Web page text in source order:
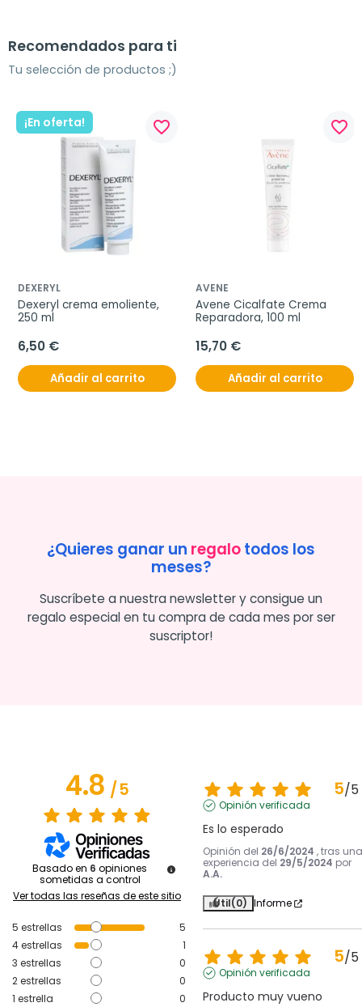
Recomendados para ti
Tu selección de productos ;)
¡En oferta! favorite_border
DEXERYL
Dexeryl crema emoliente,
250 ml
6,50 €
Añadir al carrito
favorite_border
AVENE
Avene Cicalfate Crema
Reparadora, 100 ml
15,70 €
Añadir al carrito
¿Quieres ganar un regalotodos los
meses?
Suscríbete a nuestra newsletter y consigue un
regalo especial en tu compra de cada mes por ser
suscriptor!
4.8/5
Basado en 6 opiniones
sometidas a control
Ver todas las reseñas de este sitio
5 estrellas
5
4estrellas
1
3 estrellas
0
2estrellas
0
1 estrella 0
5/5
Opinión verificada
Es lo esperado
Opinión del 26/6/2024 , tras una
experiencia del 29/5/2024 por
A.A.
Útil(0) Informe
5/5
Opinión verificada
Producto muy vueno